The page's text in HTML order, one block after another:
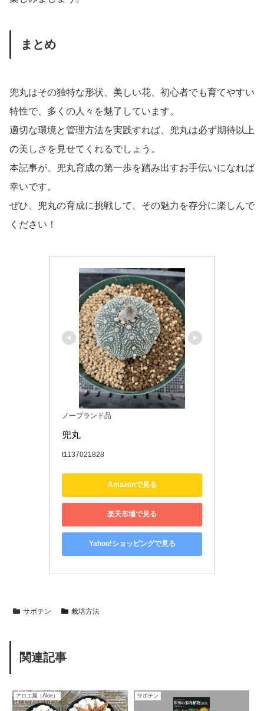
まとめ
兜丸はその独特な形状、美しい花、初心者でも育てやすい
特性で、多くの人々を魅了しています。
適切な環境と管理方法を実践すれば、兜丸は必ず期待以上
の美しさを見せてくれるでしょう。
本記事が、兜丸育成の第一歩を踏み出すお手伝いになれば
幸いです。
ぜひ、兜丸の育成に挑戦して、その魅力を存分に楽しんで
ください！
ノーブランド品
兜丸
t1137021828
Amazonで見る
楽天市場で見る
Yahoo!ショッピングで見る
サボテン 栽培方法
関連記事
アロエ属（Aloe） サボテン